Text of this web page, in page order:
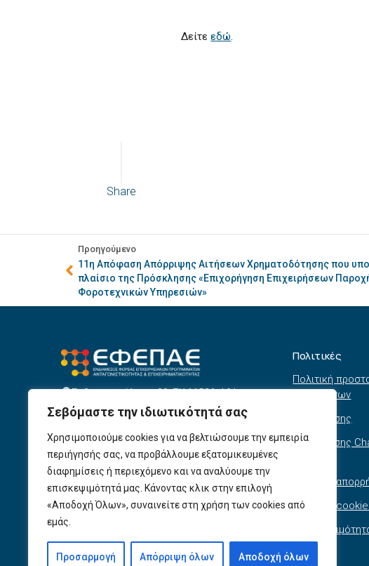
Σεβόμαστε την ιδιωτικότητά σας
Χρησιμοποιούμε cookies για να βελτιώσουμε την εμπειρία
περιήγησής σας, να προβάλλουμε εξατομικευμένες
διαφημίσεις ή περιεχόμενο και να αναλύουμε την
επισκεψιμότητά μας. Κάνοντας κλικ στην επιλογή
«Αποδοχή Όλων», συναινείτε στη χρήση των cookies από
εμάς.
Προσαρμογή Απόρριψη όλων Αποδοχή όλων
Share
Δείτεεδώ.
Προηγούμενο
11η Απόφαση Απόρριψης Αιτήσεων Χρηματοδότησης που
πλαίσιο της Πρόσκλησης «Επιχορήγηση Επιχειρήσεων
Φοροτεχνικών Υπηρεσιών»
Σεβαστουπόλεως 80, ΤΚ 11526, Αθήνα
info@efepae.gr
anaptyxiakos@efepae.gr
210 6985210
Ωράριο Λειτουργίας:
Δευτέρα – Παρασκευή, 09:00 – 17:00
Αριθμός ΓΕΜΗ: 154190801000
Πολιτικές
Πολιτική
συστημάτων
Όροι χρήσης
Όροι χρήσης
Πολιτική
Πολιτική